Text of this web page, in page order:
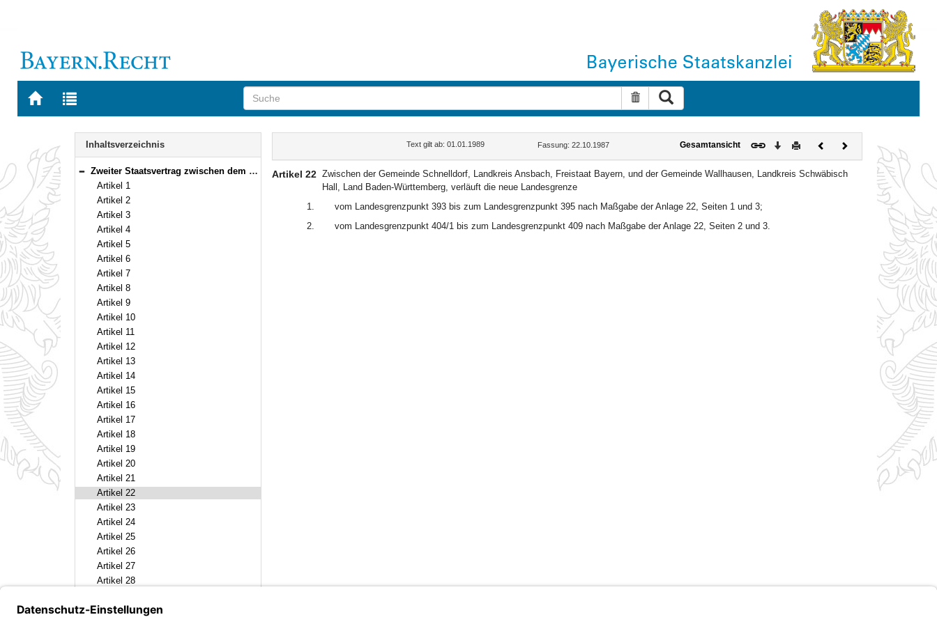
Zur
BAYERN.RECHT
Zur
letzten
Suche zurücksetzen
Navigation
Inhaltsverzeichnis
Bereich reduzieren
Zweiter Staatsvertrag zwischen dem Freistaat Bayern und dem Land Baden-Württemberg über die Änderung der Landesgrenze Vom 22. Oktober 1987 (Art. 1–28)
Artikel 1
Artikel 2
Artikel 3
Artikel 4
Artikel 5
Artikel 6
Artikel 7
Artikel 8
Artikel 9
Artikel 10
Artikel 11
Artikel 12
Artikel 13
Artikel 14
Artikel 15
Artikel 16
Artikel 17
Artikel 18
Artikel 19
Artikel 20
Artikel 21
Artikel 22
Artikel 23
Artikel 24
Artikel 25
Artikel 26
Artikel 27
Artikel 28
Text gilt ab: 01.01.1989 Fassung: 22.10.1987 Gesamtansicht Download
DruckenVorherigesNächstes
Dokument
Artikel 22 Zwischen der Gemeinde Schnelldorf, Landkreis Ansbach, Freistaat Bayern, und der Gemeinde Wallhausen, Landkreis Schwäbisch
Hall, Land Baden-Württemberg, verläuft die neue Landesgrenze
1.
vom Landesgrenzpunkt 393 bis zum Landesgrenzpunkt 395 nach Maßgabe der Anlage 22, Seiten 1 und 3;
2.
vom Landesgrenzpunkt 404/1 bis zum Landesgrenzpunkt 409 nach Maßgabe der Anlage 22, Seiten 2 und 3.